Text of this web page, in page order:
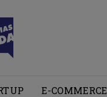
E-COMMERCE